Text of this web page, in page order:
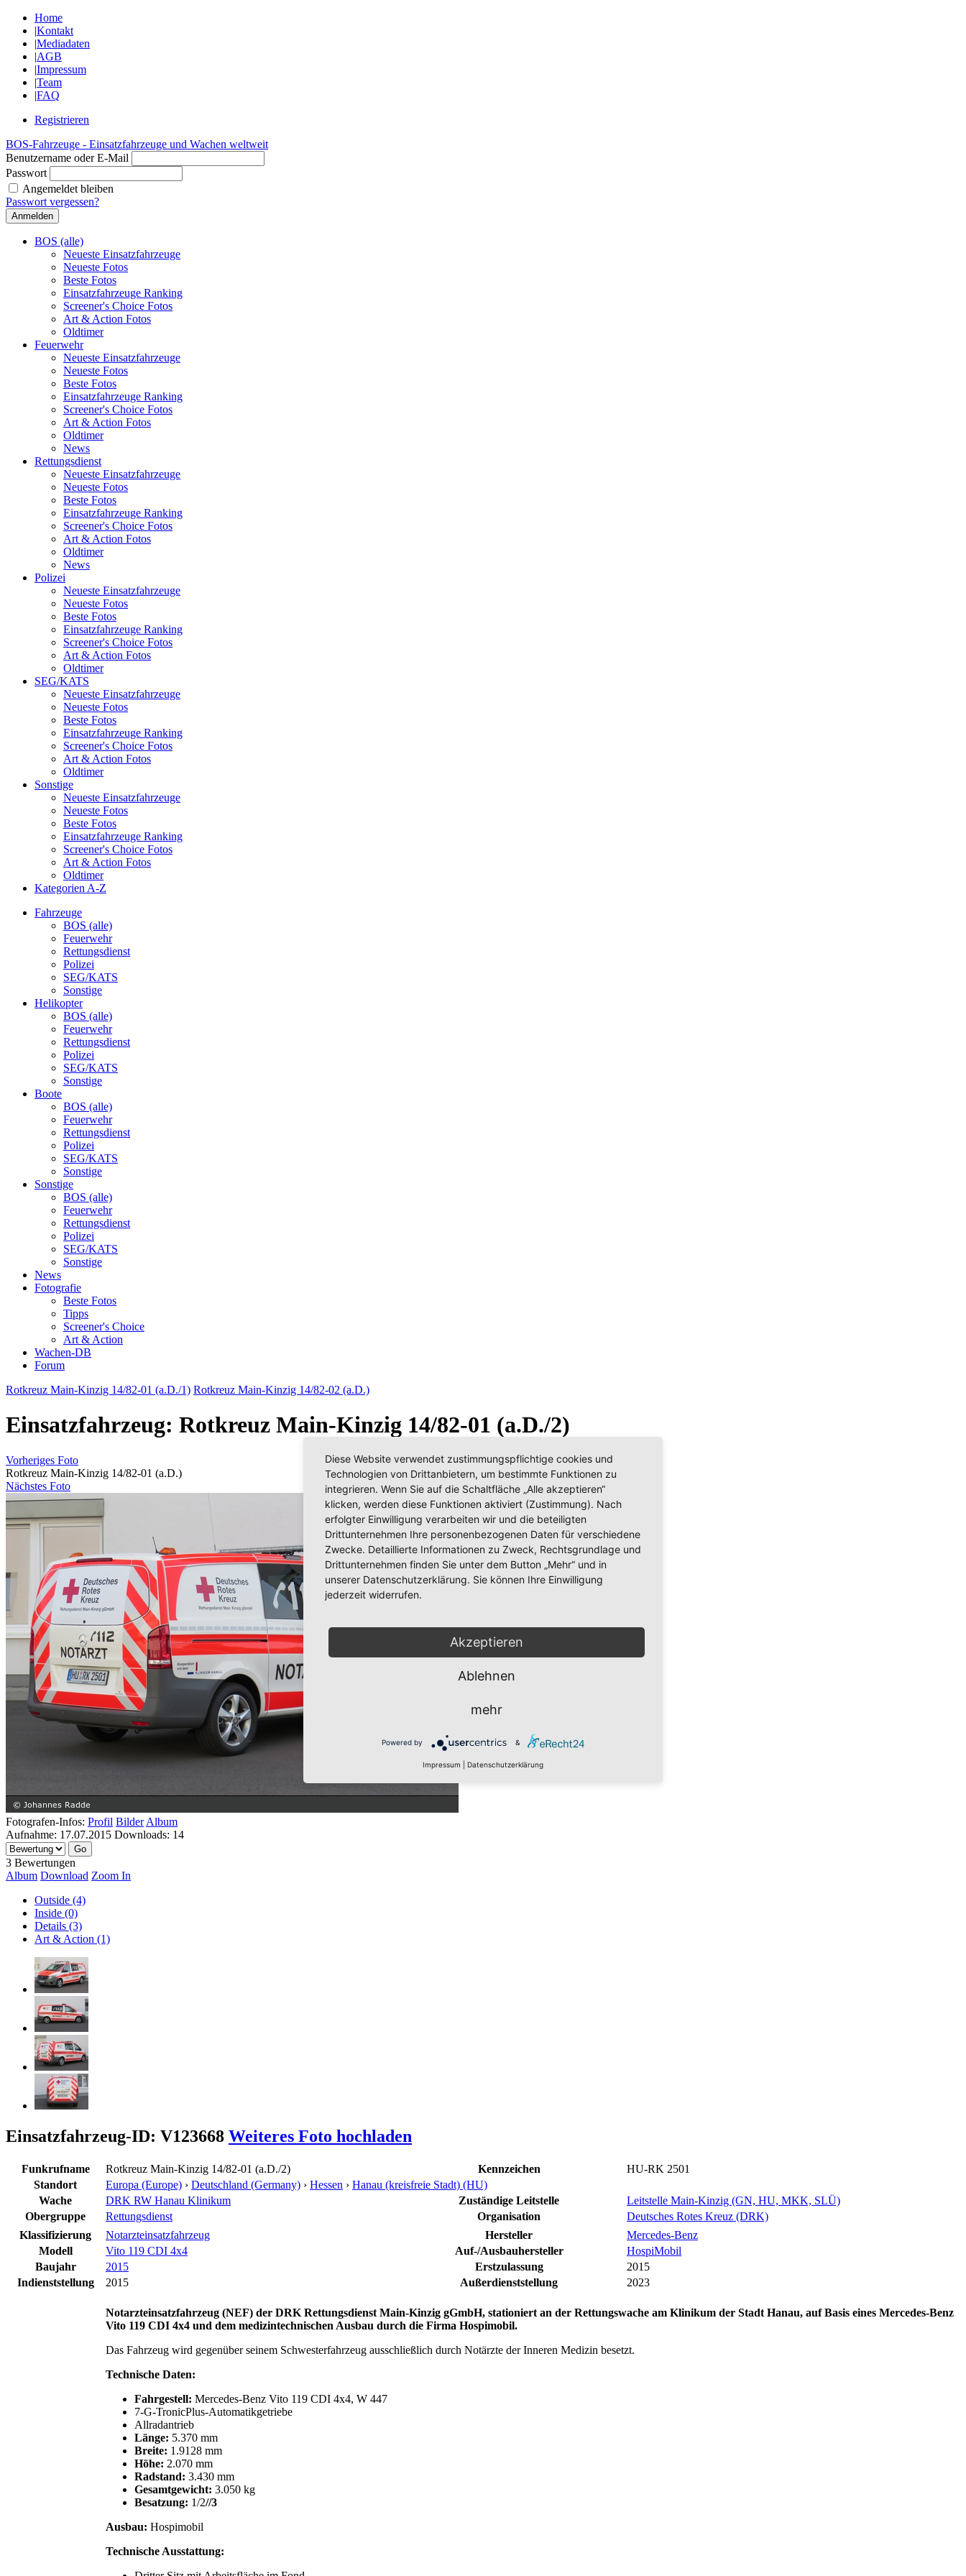
Home
|Kontakt
|Mediadaten
|AGB
|Impressum
|Team
|FAQ
Registrieren
BOS-Fahrzeuge - Einsatzfahrzeuge und Wachen weltweit
Benutzername oder E-Mail
Passwort
Angemeldet bleiben
Passwort vergessen?
BOS (alle)
Neueste Einsatzfahrzeuge
Neueste Fotos
Beste Fotos
Einsatzfahrzeuge Ranking
Screener's Choice Fotos
Art & Action Fotos
Oldtimer
Feuerwehr
Neueste Einsatzfahrzeuge
Neueste Fotos
Beste Fotos
Einsatzfahrzeuge Ranking
Screener's Choice Fotos
Art & Action Fotos
Oldtimer
News
Rettungsdienst
Neueste Einsatzfahrzeuge
Neueste Fotos
Beste Fotos
Einsatzfahrzeuge Ranking
Screener's Choice Fotos
Art & Action Fotos
Oldtimer
News
Polizei
Neueste Einsatzfahrzeuge
Neueste Fotos
Beste Fotos
Einsatzfahrzeuge Ranking
Screener's Choice Fotos
Art & Action Fotos
Oldtimer
SEG/KATS
Neueste Einsatzfahrzeuge
Neueste Fotos
Beste Fotos
Einsatzfahrzeuge Ranking
Screener's Choice Fotos
Art & Action Fotos
Oldtimer
Sonstige
Neueste Einsatzfahrzeuge
Neueste Fotos
Beste Fotos
Einsatzfahrzeuge Ranking
Screener's Choice Fotos
Art & Action Fotos
Oldtimer
Kategorien A-Z
Fahrzeuge
BOS (alle)
Feuerwehr
Rettungsdienst
Polizei
SEG/KATS
Sonstige
Helikopter
BOS (alle)
Feuerwehr
Rettungsdienst
Polizei
SEG/KATS
Sonstige
Boote
BOS (alle)
Feuerwehr
Rettungsdienst
Polizei
SEG/KATS
Sonstige
Sonstige
BOS (alle)
Feuerwehr
Rettungsdienst
Polizei
SEG/KATS
Sonstige
News
Fotografie
Beste Fotos
Tipps
Screener's Choice
Art & Action
Wachen-DB
Forum
Rotkreuz Main-Kinzig 14/82-01 (a.D./1) Rotkreuz Main-Kinzig 14/82-02 (a.D.)
Einsatzfahrzeug: Rotkreuz Main-Kinzig 14/82-01 (a.D./2)
Vorheriges Foto
Rotkreuz Main-Kinzig 14/82-01 (a.D.)
Nächstes Foto
Fotografen-Infos: Profil Bilder Album
Aufnahme: 17.07.2015 Downloads: 14
3 Bewertungen
Album Download Zoom In
Outside (4)
Inside (0)
Details (3)
Art & Action (1)
Einsatzfahrzeug-ID: V123668 Weiteres Foto hochladen
Funkrufname Rotkreuz Main-Kinzig 14/82-01 (a.D./2) Kennzeichen
HU-RK 2501
Standort
Europa (Europe) › Deutschland (Germany) › Hessen › Hanau (kreisfreie Stadt) (HU)
Wache
DRK RW Hanau Klinikum Zuständige Leitstelle
Leitstelle Main-Kinzig (GN, HU, MKK, SLÜ)
Obergruppe
Rettungsdienst Organisation
Deutsches Rotes Kreuz (DRK)
Klassifizierung
Notarzteinsatzfahrzeug Hersteller
Mercedes-Benz
Modell
Vito 119 CDI 4x4 Auf-/Ausbauhersteller
HospiMobil
Baujahr
2015 Erstzulassung
2015
Indienststellung
2015 Außerdienststellung 2023
Notarzteinsatzfahrzeug (NEF) der DRK Rettungsdienst Main-Kinzig gGmbH, stationiert an der Rettungswache am Klinikum der Stadt Hanau, auf Basis eines Mercedes-Benz
Vito 119 CDI 4x4 und dem medizintechnischen Ausbau durch die Firma Hospimobil.
Das Fahrzeug wird gegenüber seinem Schwesterfahrzeug ausschließlich durch Notärzte der Inneren Medizin besetzt.
Technische Daten:
Fahrgestell: Mercedes-Benz Vito 119 CDI 4x4, W 447
7-G-TronicPlus-Automatikgetriebe
Allradantrieb
Länge: 5.370 mm
Breite: 1.9128 mm
Höhe: 2.070 mm
Radstand: 3.430 mm
Gesamtgewicht: 3.050 kg
Besatzung: 1/2//3
Ausbau: Hospimobil
Technische Ausstattung:
Diese Website verwendet zustimmungspflichtige cookies und
Technologien von Drittanbietern, um bestimmte Funktionen zu
integrieren. Wenn Sie auf die Schaltfläche „Alle akzeptieren“
klicken, werden diese Funktionen aktiviert (Zustimmung). Nach
erfolgter Einwilligung verarbeiten wir und die beteiligten
Drittunternehmen Ihre personenbezogenen Daten für verschiedene
Zwecke. Detaillierte Informationen zu Zweck, Rechtsgrundlage und
Drittunternehmen finden Sie unter dem Button „Mehr“ und in
unserer Datenschutzerklärung. Sie können Ihre Einwilligung
jederzeit widerrufen.
Akzeptieren
Ablehnen
mehr
Powered by &
Impressum Datenschutzerklärung